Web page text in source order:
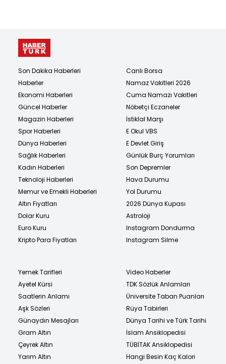
Son Dakika Haberleri
Haberler
Ekonomi Haberleri
Güncel Haberler
Magazin Haberleri
Spor Haberleri
Dünya Haberleri
Sağlık Haberleri
Kadın Haberleri
Teknoloji Haberleri
Memur ve Emekli Haberleri
Altın Fiyatları
Dolar Kuru
Euro Kuru
Kripto Para Fiyatları
Canlı Borsa
Namaz Vakitleri 2026
Cuma Namazı Vakitleri
Nöbetçi Eczaneler
İstiklal Marşı
E Okul VBS
E Devlet Giriş
Günlük Burç Yorumları
Son Depremler
Hava Durumu
Yol Durumu
2026 Dünya Kupası
Astroloji
Instagram Dondurma
Instagram Silme
Yemek Tarifleri
Ayetel Kürsi
Saatlerin Anlamı
Aşk Sözleri
Günaydın Mesajları
Gram Altın
Çeyrek Altın
Yarım Altın
Video Haberler
TDK Sözlük Anlamları
Üniversite Taban Puanları
Rüya Tabirleri
Dünya Tarihi ve Türk Tarihi
İslam Ansiklopedisi
TÜBİTAK Ansiklopedisi
Hangi Besin Kaç Kalori